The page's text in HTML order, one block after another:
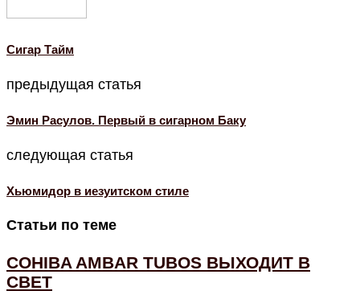
Cигар Тайм
предыдущая статья
Эмин Расулов. Первый в сигарном Баку
следующая статья
Хьюмидор в иезуитском стиле
Статьи по теме
COHIBA AMBAR TUBOS ВЫХОДИТ В
СВЕТ